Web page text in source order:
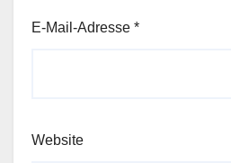
E-Mail-Adresse *
Website